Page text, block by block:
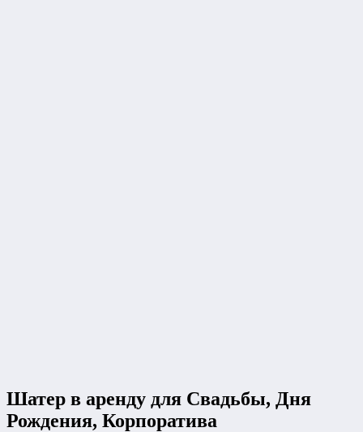
Шатер в аренду для Свадьбы, Дня
Рождения, Корпоратива